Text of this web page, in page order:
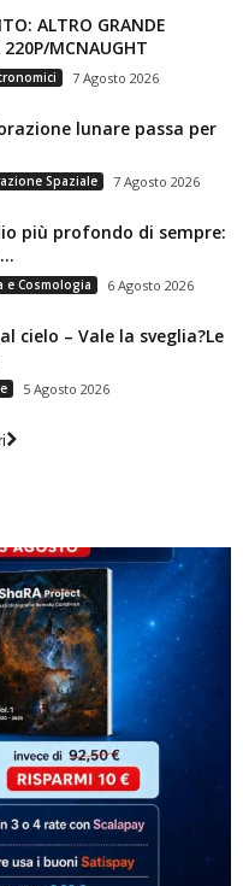
ALTRO GRANDE
220P/MCNAUGHT
7 Agosto 2026
lunare passa per
Spaziale 7 Agosto 2026
più profondo di sempre:
e Cosmologia 6 Agosto 2026
cielo – Vale la sveglia?Le
5 Agosto 2026